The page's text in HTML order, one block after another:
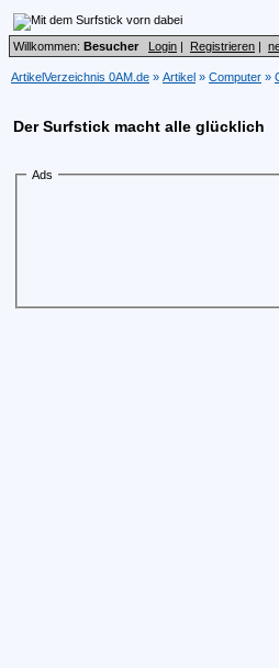
Willkommen: Besucher Login | Registrieren |
ArtikelVerzeichnis 0AM.de » Artikel » Computer »
Der Surfstick macht alle glücklich
Ads